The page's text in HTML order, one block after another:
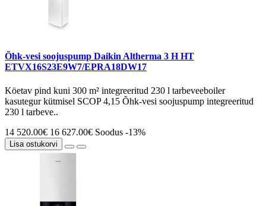
Õhk-vesi soojuspump Daikin Altherma 3 H HT
ETVX16S23E9W7/EPRA18DW17
Köetav pind kuni 300 m² integreeritud 230 l tarbeveeboiler
kasutegur kütmisel SCOP 4,15 Õhk-vesi soojuspump integreeritud
230 l tarbeve..
14 520.00€ 16 627.00€ Soodus -13%
Lisa ostukorvi